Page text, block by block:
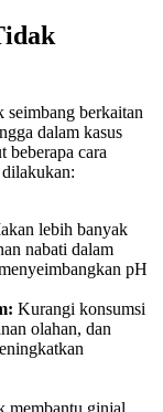
seimbang berkaitan
dalam kasus
beberapa cara
lebih banyak
nabati dalam
pH
Kurangi konsumsi
olahan, dan